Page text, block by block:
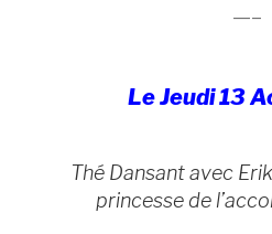
—–
Le Jeudi 13
Thé Dansant avec
princesse de